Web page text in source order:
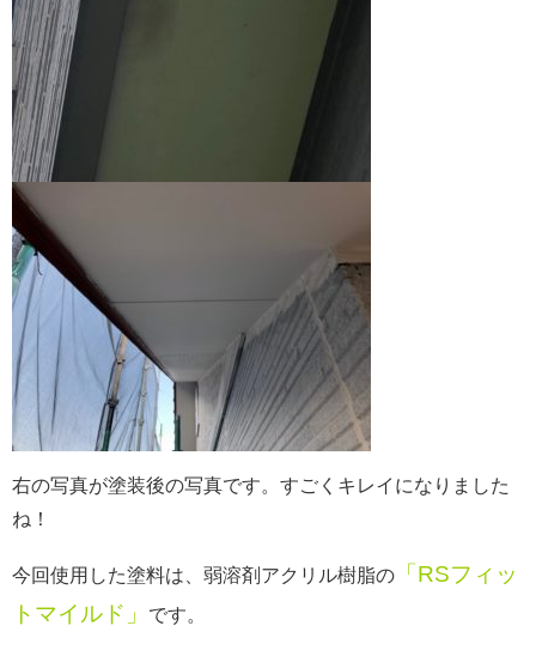
右の写真が塗装後の写真です。すごくキレイになりました
ね！
今回使用した塗料は、弱溶剤アクリル樹脂の
「RSフィッ
トマイルド」
です。